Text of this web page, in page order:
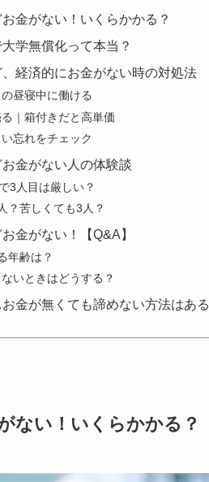
金がない！いくらかかる？
学無償化って本当？
経済的にお金がない時の対処法
昼寝中に働ける
｜箱付きだと高単価
忘れをチェック
金がない人の体験談
3人目は厳しい？
？苦しくても3人？
金がない！【Q&A】
年齢は？
いときはどうする？
金が無くても諦めない方法はある
ない！いくらかかる？